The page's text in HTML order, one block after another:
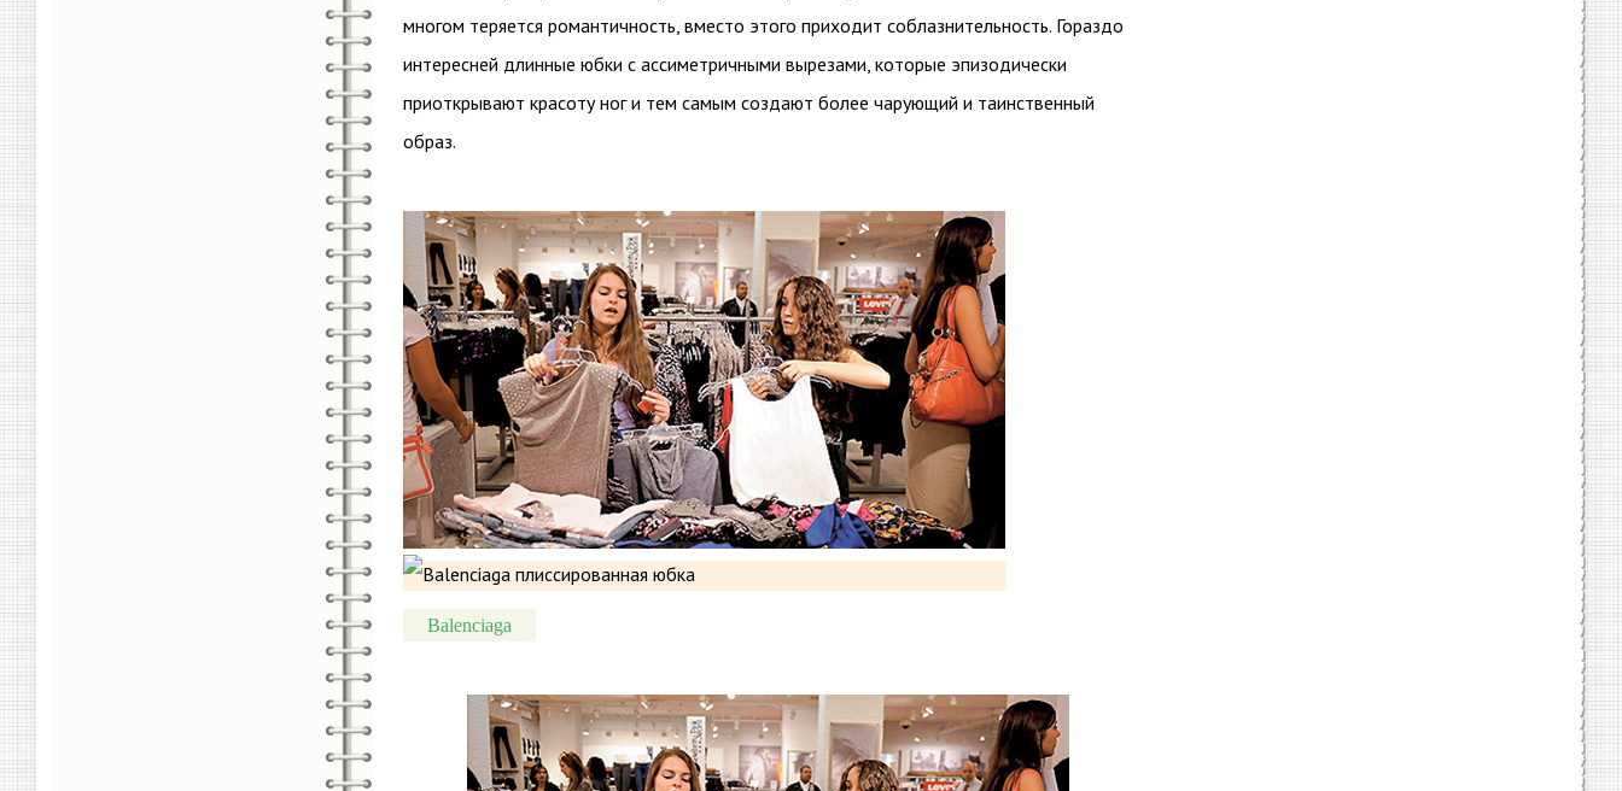
многом теряется романтичность, вместо этого приходит соблазнительность. Гораздо
интересней длинные юбки с ассиметричными вырезами, которые эпизодически
приоткрывают красоту ног и тем самым создают более чарующий и таинственный
образ.
Balenciaga